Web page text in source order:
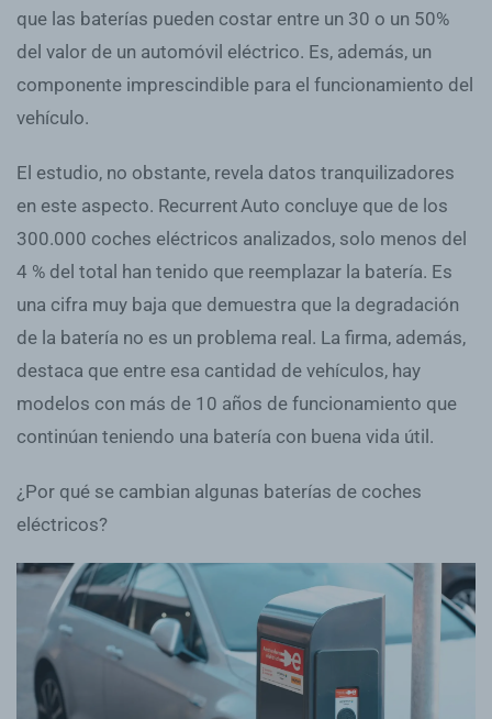
que las baterías pueden costar entre un 30 o un 50%
del valor de un automóvil eléctrico. Es, además, un
componente imprescindible para el funcionamiento del
vehículo.
El estudio, no obstante, revela datos tranquilizadores
en este aspecto. Recurrent Auto concluye que de los
300.000 coches eléctricos analizados, solo menos del
4 % del total han tenido que reemplazar la batería. Es
una cifra muy baja que demuestra que la degradación
de la batería no es un problema real. La firma, además,
destaca que entre esa cantidad de vehículos, hay
modelos con más de 10 años de funcionamiento que
continúan teniendo una batería con buena vida útil.
¿Por qué se cambian algunas baterías de coches
eléctricos?